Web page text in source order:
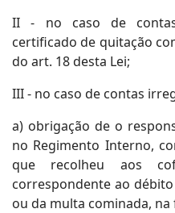
II - no caso de
certificado de quitação
do art. 18 desta Lei;
III - no caso de contas
a) obrigação de o
no Regimento Interno,
que recolheu aos
correspondente ao
ou da multa cominada,